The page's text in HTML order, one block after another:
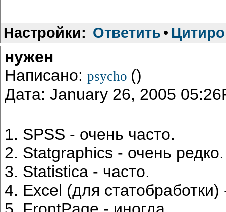
Настройки: Ответить •
нужен
Написано: psycho ()
Дата: January 26, 2005
1. SPSS - очень часто.
2. Statgraphics - очень редко.
3. Statistica - часто.
4. Excel (для статобработки)